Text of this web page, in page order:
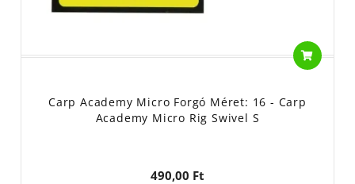
Carp Academy Micro Forgó Méret: 16 - Carp
Academy Micro Rig Swivel S
490,00 Ft